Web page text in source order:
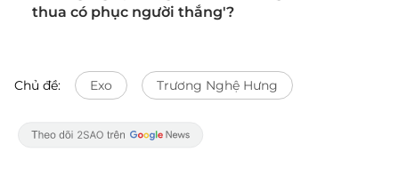
thua có phục người thắng'?
Chủ đề: Exo Trương Nghệ Hưng